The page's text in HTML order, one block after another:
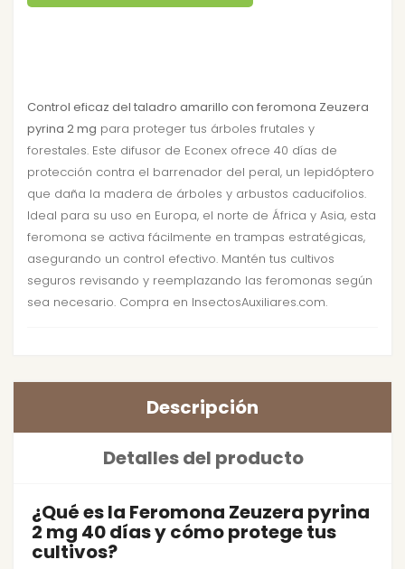
Control eficaz del taladro amarillo con feromona Zeuzera
pyrina 2 mg para proteger tus árboles frutales y
forestales. Este difusor de Econex ofrece 40 días de
protección contra el barrenador del peral, un lepidóptero
que daña la madera de árboles y arbustos caducifolios.
Ideal para su uso en Europa, el norte de África y Asia, esta
feromona se activa fácilmente en trampas estratégicas,
asegurando un control efectivo. Mantén tus cultivos
seguros revisando y reemplazando las feromonas según
sea necesario. Compra en InsectosAuxiliares.com.
Descripción
Detalles del producto
¿Qué es la Feromona Zeuzera pyrina
2 mg 40 días y cómo protege tus
cultivos?